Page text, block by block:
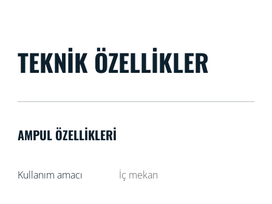
TEKNIK ÖZELLIKLER
AMPUL ÖZELLIKLERI
Kullanım amacı İç mekan